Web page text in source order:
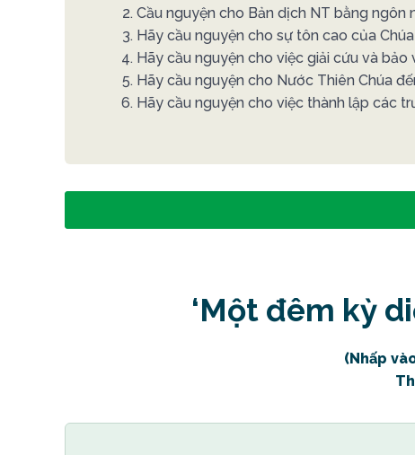
Cầu nguyện cho Bản dịch NT bằng ngôn
Hãy cầu nguyện cho sự tôn cao của
Hãy cầu nguyện cho việc giải cứu và
Hãy cầu nguyện cho Nước Thiên Chúa
Hãy cầu nguyện cho việc thành lập các
‘Một đêm kỳ
(Nhấp